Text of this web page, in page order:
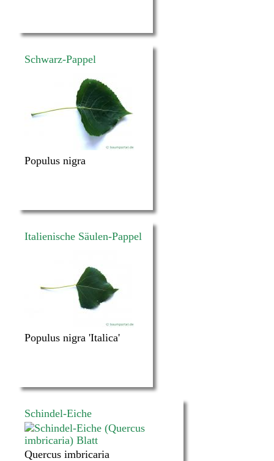
Schwarz-Pappel
Populus nigra
Italienische Säulen-Pappel
Populus nigra 'Italica'
Schindel-Eiche
Quercus imbricaria